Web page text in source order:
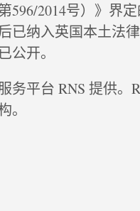
596/2014号）》界
已纳入英国本土法
公开。
务平台 RNS 提供。